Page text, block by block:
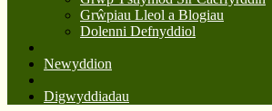
Grŵpiau Lleol a Blogiau
Dolenni Defnyddiol
Newyddion
Digwyddiadau